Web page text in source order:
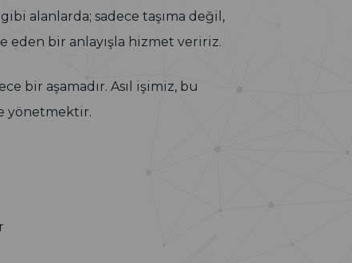
alanlarda; sadece taşıma değil,
eden bir anlayışla hizmet veririz.
bir aşamadır. Asıl işimiz, bu
yönetmektir.